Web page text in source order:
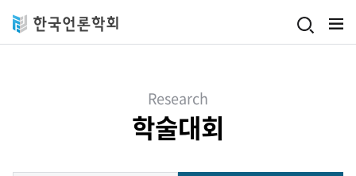
Research
학술대회